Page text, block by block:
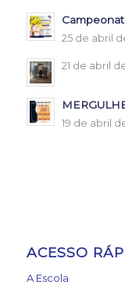
25 de abril
21 de abril
19 de abril
ACESSO
A Escola